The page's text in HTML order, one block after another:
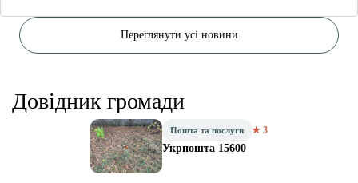
Переглянути усі новини
Довідник громади
Пошта та послуги ★ 3
Укрпошта 15600